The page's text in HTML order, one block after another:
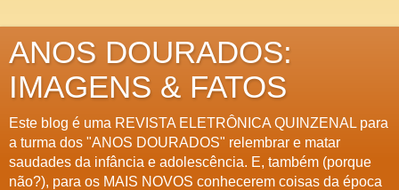
ANOS DOURADOS:
IMAGENS & FATOS
Este blog é uma REVISTA ELETRÔNICA QUINZENAL para
a turma dos "ANOS DOURADOS" relembrar e matar
saudades da infância e adolescência. E, também (porque
não?), para os MAIS NOVOS conhecerem coisas da época